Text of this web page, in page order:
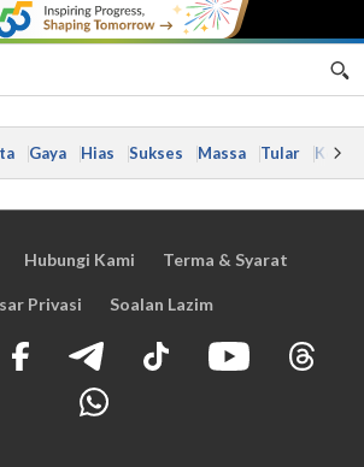
Gaya Hias Sukses Massa Tular Kes
Hubungi Kami Terma & Syarat
Privasi Soalan Lazim